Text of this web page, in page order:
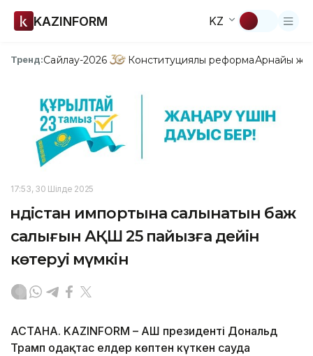
KAZINFORM KZ
Тренд:Сайлау-2026 Конституциялық реформаАрнайы
17:53, 30 Шілде 2025
Үндістан импортына салынатын баж
салығын АҚШ 25 пайызға дейін
көтеруі мүмкін
АСТАНА. KAZINFORM – АҚШ президенті Дональд
Трамп одақтас елдер көптен күткен сауда